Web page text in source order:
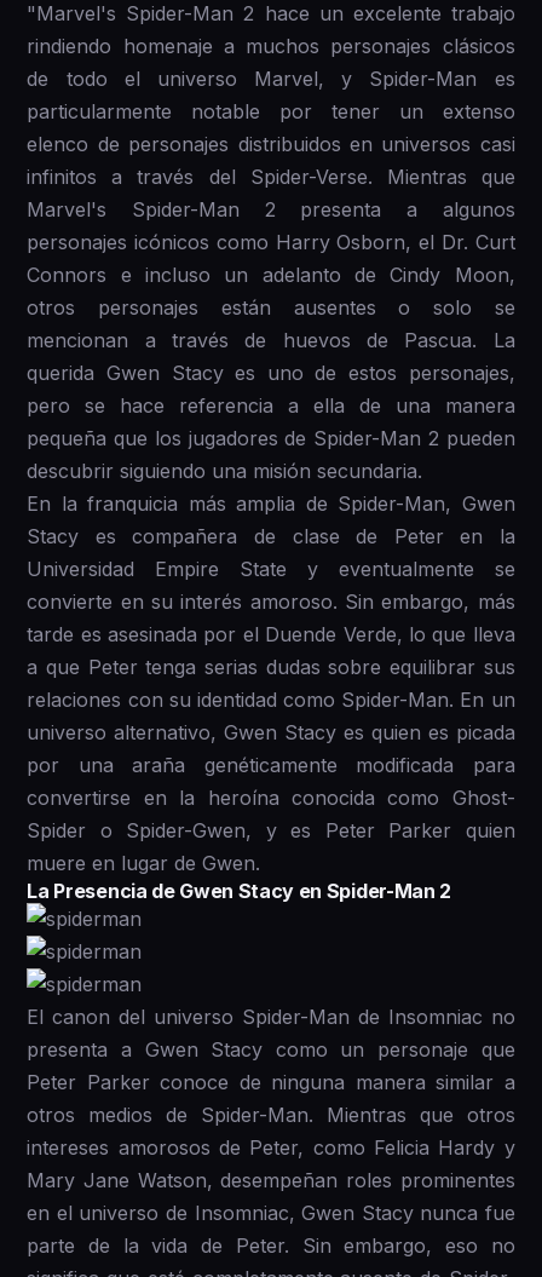
"Marvel's Spider-Man 2 hace un excelente trabajo
rindiendo homenaje a muchos personajes clásicos
de todo el universo Marvel, y Spider-Man es
particularmente notable por tener un extenso
elenco de personajes distribuidos en universos casi
infinitos a través del Spider-Verse. Mientras que
Marvel's Spider-Man 2 presenta a algunos
personajes icónicos como Harry Osborn, el Dr. Curt
Connors e incluso un adelanto de Cindy Moon,
otros personajes están ausentes o solo se
mencionan a través de huevos de Pascua. La
querida Gwen Stacy es uno de estos personajes,
pero se hace referencia a ella de una manera
pequeña que los jugadores de Spider-Man 2 pueden
descubrir siguiendo una misión secundaria.
En la franquicia más amplia de Spider-Man, Gwen
Stacy es compañera de clase de Peter en la
Universidad Empire State y eventualmente se
convierte en su interés amoroso. Sin embargo, más
tarde es asesinada por el Duende Verde, lo que lleva
a que Peter tenga serias dudas sobre equilibrar sus
relaciones con su identidad como Spider-Man. En un
universo alternativo, Gwen Stacy es quien es picada
por una araña genéticamente modificada para
convertirse en la heroína conocida como Ghost-
Spider o Spider-Gwen, y es Peter Parker quien
muere en lugar de Gwen.
La Presencia de Gwen Stacy en Spider-Man 2
El canon del universo Spider-Man de Insomniac no
presenta a Gwen Stacy como un personaje que
Peter Parker conoce de ninguna manera similar a
otros medios de Spider-Man. Mientras que otros
intereses amorosos de Peter, como Felicia Hardy y
Mary Jane Watson, desempeñan roles prominentes
en el universo de Insomniac, Gwen Stacy nunca fue
parte de la vida de Peter. Sin embargo, eso no